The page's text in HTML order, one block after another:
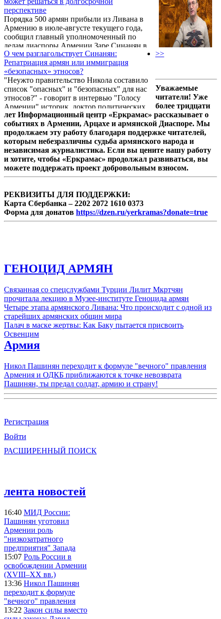
гуманитарный кризис Ливану.СО СВОЕЙ
СТОРОНЫ АРМЕНИЯ РАЗРАБАТЫВАЕТ
шаги по оказанию помощи армянам
Бейрута. В частности, Главный комиссар
аппарата премьер-министра Армении по
делам Диаспоры Заре Синанян, прибывший
в Ливан, подтвердил готовность
правительства Республики Армения быть
рядом с этой ...
перспективе
Порядка 500 армян прибыли из Ливана в
Армению в июле-августе текущего года,
сообщил главный уполномоченный по
делам диаспоры Армении Заре Синанян в
ходе пресс-конференции в пятницу.
О чем разглагольствует Синанян:
Репатриация армян или иммиграция
«безопасных» этносов?
"Неужто правительство Никола составило
список "опасных" и "безопасных" для нас
этносов?" - говорит в интервью "Голосу
Армении" историк, доктор политических
наук Армен Айвазян.
>>
Уважаемые
читатели! Уже
более тридцати
лет Информационный центр «Еркрамас» рассказывает о
событиях в Армении, Арцахе и армянской Диаспоре. Мы
продолжаем эту работу благодаря поддержке читателей,
которым небезразличны судьба армянского народа и
независимая журналистика. Если вы цените нашу работу
и хотите, чтобы «Еркрамас» продолжал развиваться, вы
можете поддержать проект добровольным взносом.
РЕКВИЗИТЫ ДЛЯ ПОДДЕРЖКИ:
Карта Сбербанка – 2202 2072 1610 0373
Форма для донатов https://dzen.ru/yerkramas?donate=true
ГЕНОЦИД АРМЯН
Связанная со спецслужбами Турции Лилит Мкртчян
прочитала лекцию в Музее-институте Геноцида армян
Четыре этапа армянского Ливана: Что происходит с одной из
старейших армянских общин мира
Палач в маске жертвы: Как Баку пытается присвоить
Освенцим
Армия
Никол Пашинян переходит к формуле "вечного" правления
Армения и ОДКБ приближаются к точке невозврата
Пашинян, ты предал солдат, армию и страну!
Регистрация
Войти
РАСШИРЕННЫЙ ПОИСК
лента новостей
16:40 МИД России:
Пашинян уготовил
Армении роль
"низкозатратного
предприятия" Запада
15:07 Роль России в
освобождении Армении
(XVIII–XX вв.)
13:36 Никол Пашинян
переходит к формуле
"вечного" правления
13:22 Закон силы вместо